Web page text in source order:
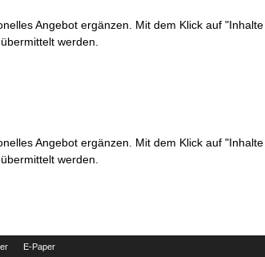
Angebot ergänzen. Mit dem Klick auf
werden.
Angebot ergänzen. Mit dem Klick auf
werden.
E-Paper